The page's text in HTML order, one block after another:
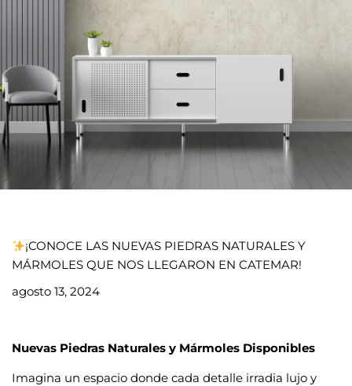
¡CONOCE LAS NUEVAS PIEDRAS NATURALES Y
MÁRMOLES QUE NOS LLEGARON EN CATEMAR!
agosto 13, 2024
Nuevas Piedras Naturales y Mármoles Disponibles
Imagina un espacio donde cada detalle irradia lujo y